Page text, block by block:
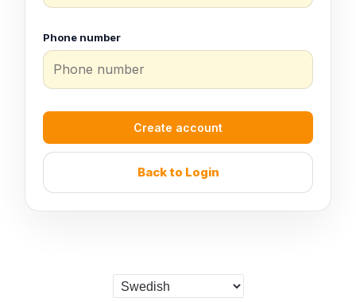
Phone number
Create account
Back to Login